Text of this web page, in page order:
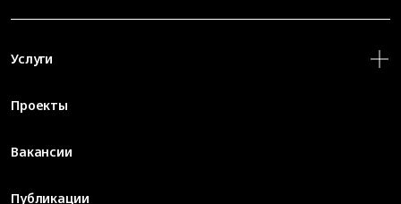
Услуги
Проекты
Вакансии
Публикации